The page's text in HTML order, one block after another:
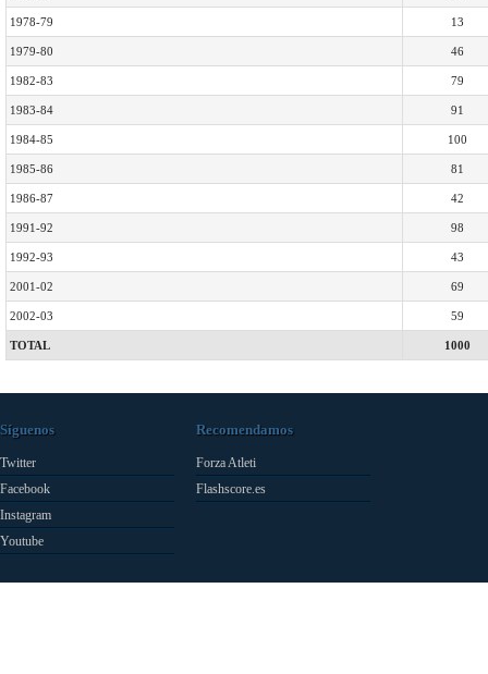
1978-79 13
1979-80 46
1982-83 79
1983-84 91
1984-85 100
1985-86 81
1986-87 42
1991-92 98
1992-93 43
2001-02 69
2002-03 59
TOTAL 1000
Síguenos
Twitter
Facebook
Instagram
Youtube
Recomendamos
Forza Atleti
Flashscore.es